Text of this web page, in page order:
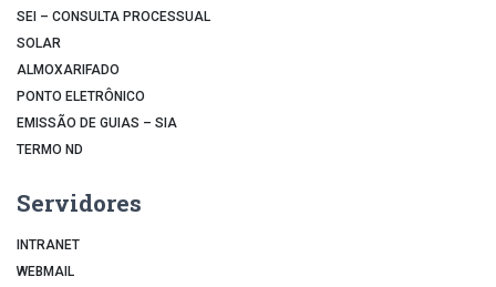
SEI – CONSULTA PROCESSUAL
SOLAR
ALMOXARIFADO
PONTO ELETRÔNICO
EMISSÃO DE GUIAS – SIA
TERMO ND
Servidores
INTRANET
WEBMAIL